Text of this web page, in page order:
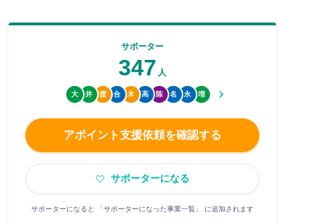
サポーター
347 人
大 井 渡 合 木 高 陈 名 永 増
アポイント支援依頼を確認する
サポーターになる
サポーターになると 「サポーターになった事業一覧」 に追加されます